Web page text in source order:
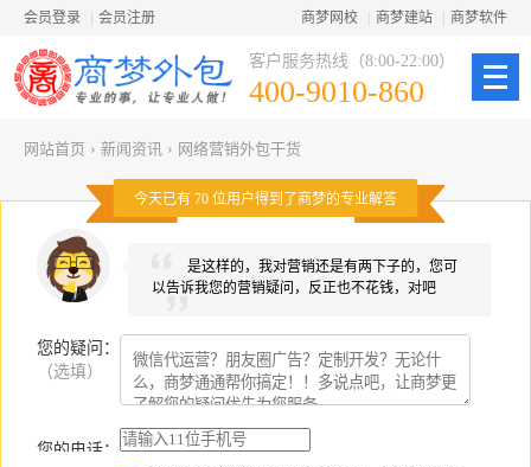
会员登录 会员注册 商梦网校 商梦建站 商梦软件
客户服务热线（8:00-22:00）
400-9010-860
网站首页 › 新闻资讯 › 网络营销外包干货
今天已有 70 位用户得到了商梦的专业解答
是这样的，我对营销还是有两下子的，您可
以告诉我您的营销疑问，反正也不花钱，对吧
您的疑问
（选填）
：
您的电话：